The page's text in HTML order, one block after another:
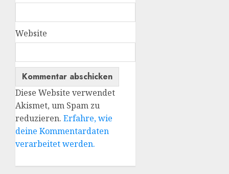
Website
Diese Website verwendet
Akismet, um Spam zu
reduzieren. Erfahre, wie
deine Kommentardaten
verarbeitet werden.